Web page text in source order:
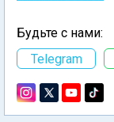
Будьте с нами:
Telegram